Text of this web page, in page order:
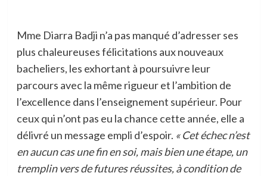
Mme Diarra Badji n’a pas manqué d’adresser ses
plus chaleureuses félicitations aux nouveaux
bacheliers, les exhortant à poursuivre leur
parcours avec la même rigueur et l’ambition de
l’excellence dans l’enseignement supérieur. Pour
ceux qui n’ont pas eu la chance cette année, elle a
délivré un message empli d’espoir. « Cet échec n’est
en aucun cas une fin en soi, mais bien une étape, un
tremplin vers de futures réussites, à condition de